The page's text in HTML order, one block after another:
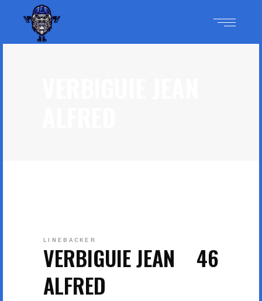
LINEBACKER
46
VERBIGUIE JEAN
ALFRED